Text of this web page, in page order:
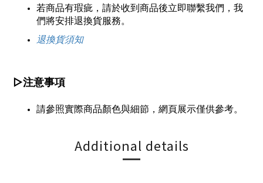
若商品有瑕疵，請於收到商品後立即聯繫我們，我
們將安排退換貨服務。
退換貨須知
▷注意事項
請參照實際商品顏色與細節，網頁展示僅供參考。
Additional details